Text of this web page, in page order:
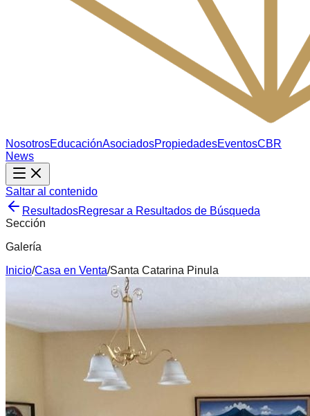
NosotrosEducaciónAsociadosPropiedadesEventosCBR
News
Saltar al contenido
ResultadosRegresar a Resultados de Búsqueda
Sección
Galería
Inicio/Casa en Venta/Santa Catarina Pinula